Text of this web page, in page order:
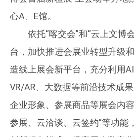
心A、E馆。
依托“喀交会”和“云上文博
台，加快推进会展业转型升级
造线上展会新平台，充分利用AI
VR/AR、大数据等前沿技术成
企业形象、参展商品等展会内
参展、云洽谈、云签约”等功能